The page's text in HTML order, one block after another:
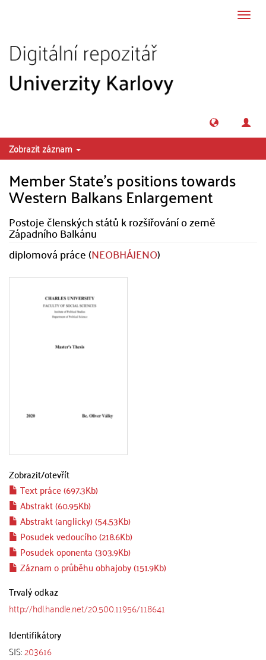
Zobrazit záznam
Member State's positions towards
Western Balkans Enlargement
Postoje členských států k rozšiřování o země
Západního Balkánu
diplomová práce (NEOBHÁJENO)
Zobrazit/otevřít
Text práce (697.3Kb)
Abstrakt (60.95Kb)
Abstrakt (anglicky) (54.53Kb)
Posudek vedoucího (218.6Kb)
Posudek oponenta (303.9Kb)
Záznam o průběhu obhajoby (151.9Kb)
Trvalý odkaz
http://hdl.handle.net/20.500.11956/118641
Identifikátory
SIS:203616